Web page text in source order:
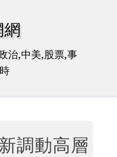
網
治,中美,股票,事
時
調動高層